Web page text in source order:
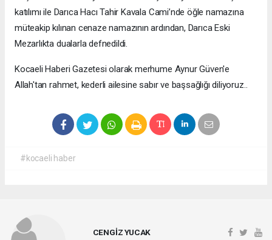
katılımı ile Darıca Hacı Tahir Kavala Cami’nde öğle namazına
müteakip kılınan cenaze namazının ardından, Darıca Eski
Mezarlıkta dualarla defnedildi.
Kocaeli Haberi Gazetesi olarak merhume Aynur Güven'e
Allah'tan rahmet, kederli ailesine sabır ve başsağlığı diliyoruz..
#kocaeli haber
CENGİZ YUCAK